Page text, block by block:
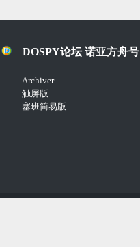
DOSPY论坛 诺亚方舟号
Archiver
触屏版
塞班简易版